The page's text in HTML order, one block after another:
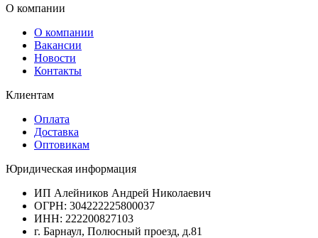
О компании
О компании
Вакансии
Новости
Контакты
Клиентам
Оплата
Доставка
Оптовикам
Юридическая информация
ИП Алейников Андрей Николаевич
ОГРН: 304222225800037
ИНН: 222200827103
г. Барнаул, Полюсный проезд, д.81